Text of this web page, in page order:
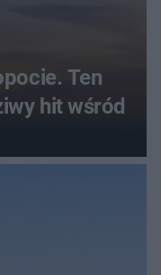
Ten
hit wśród